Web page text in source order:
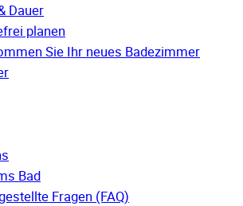
Dauer
planen
Sie Ihr neues Badezimmer
Bad
Fragen (FAQ)